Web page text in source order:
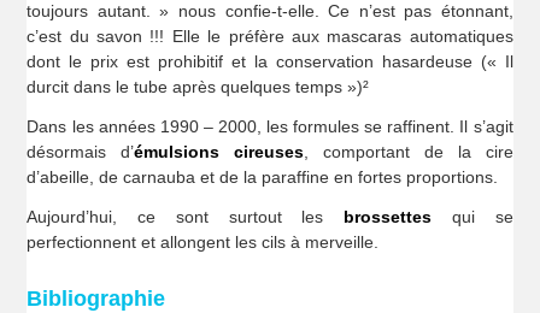
toujours autant. » nous confie-t-elle. Ce n’est pas étonnant,
c’est du savon !!! Elle le préfère aux mascaras automatiques
dont le prix est prohibitif et la conservation hasardeuse (« Il
durcit dans le tube après quelques temps »)²
Dans les années 1990 – 2000, les formules se raffinent. Il s’agit
désormais d’émulsions cireuses, comportant de la cire
d’abeille, de carnauba et de la paraffine en fortes proportions.
Aujourd’hui, ce sont surtout les brossettes qui se
perfectionnent et allongent les cils à merveille.
Bibliographie